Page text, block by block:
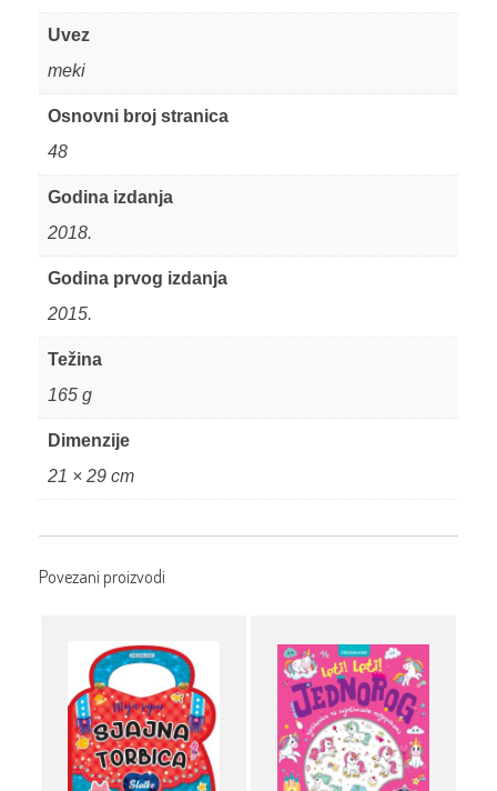
Uvez
meki
Osnovni broj stranica
48
Godina izdanja
2018.
Godina prvog izdanja
2015.
Težina
165 g
Dimenzije
21 × 29 cm
Povezani proizvodi